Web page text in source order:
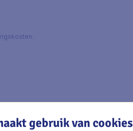
gebruik van cookies